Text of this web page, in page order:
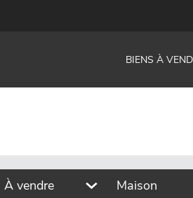
BIENS À
À vendre Maison